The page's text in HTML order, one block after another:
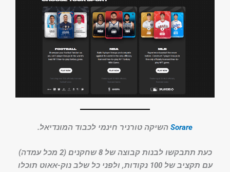
Sorare השיקה טורניר חינמי לכבוד המונדיאל.
כעת תתבקשו לבנות קבוצה של 8 שחקנים (2 מכל עמדה)
עם תקציב של 100 נקודות, ולפני כל שלב נוק-אאוט תוכלו